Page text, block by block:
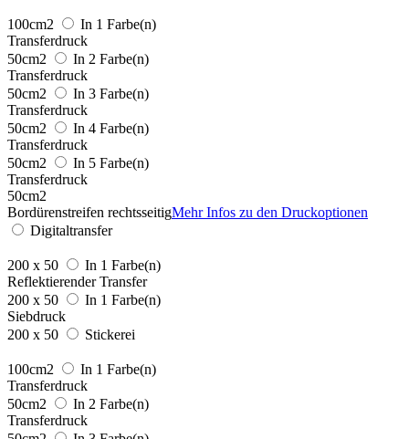
100cm2
In 1 Farbe(n)
Transferdruck
50cm2
In 2 Farbe(n)
Transferdruck
50cm2
In 3 Farbe(n)
Transferdruck
50cm2
In 4 Farbe(n)
Transferdruck
50cm2
In 5 Farbe(n)
Transferdruck
50cm2
Bordürenstreifen rechtsseitigMehr Infos zu den Druckoptionen
Digitaltransfer
200 x 50
In 1 Farbe(n)
Reflektierender Transfer
200 x 50
In 1 Farbe(n)
Siebdruck
200 x 50
Stickerei
100cm2
In 1 Farbe(n)
Transferdruck
50cm2
In 2 Farbe(n)
Transferdruck